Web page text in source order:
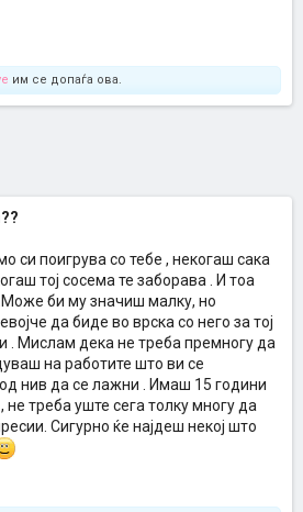
им се допаѓа ова.
си поигрува со тебе , некогаш сака
тој сосема те заборава . И тоа
би му значиш малку, но
да биде во врска со него за тој
. Мислам дека не треба премногу да
на работите што ви се
нив да се лажни . Имаш 15 години
треба уште сега толку многу да
Сигурно ќе најдеш некој што